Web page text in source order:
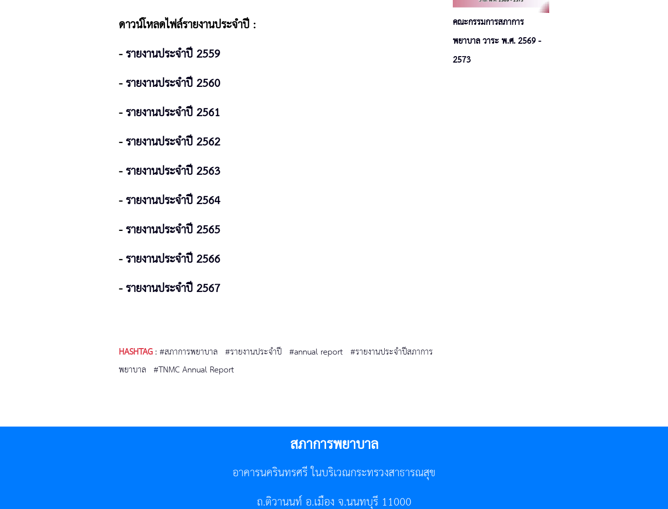
ดาวน์โหลดไฟล์รายงานประจำปี :
-รายงานประจำปี 2559
-รายงานประจำปี 2560
-รายงานประจำปี 2561
-รายงานประจำปี 2562
-รายงานประจำปี 2563
-รายงานประจำปี 2564
-รายงานประจำปี 2565
-รายงานประจำปี 2566
-รายงานประจำปี 2567
HASHTAG:#สภาการพยาบาล #รายงานประจำปี #annual report #รายงานประจำปีสภาการ
พยาบาล #TNMC Annual Report
คณะกรรมการสภาการ
พยาบาล วาระ พ.ศ. 2569 -
2573
สภาการพยาบาล
อาคารนครินทรศรี ในบริเวณกระทรวงสาธารณสุข
ถ.ติวานนท์ อ.เมือง จ.นนทบุรี 11000